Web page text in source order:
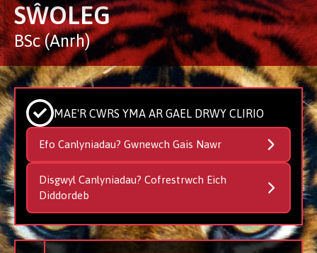
SŴOLEG
BSc (Anrh)
MAE'R CWRS YMA AR GAEL DRWY CLIRIO
Efo Canlyniadau? Gwnewch Gais Nawr
Disgwyl Canlyniadau? Cofrestrwch Eich
Diddordeb